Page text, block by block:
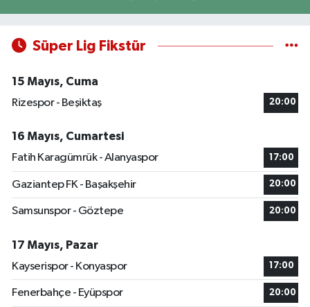
Süper Lig Fikstür
15 Mayıs, Cuma
Rizespor - Beşiktaş
20:00
16 Mayıs, Cumartesi
Fatih Karagümrük - Alanyaspor
17:00
Gaziantep FK - Başakşehir 20:00
Samsunspor - Göztepe 20:00
17 Mayıs, Pazar
Kayserispor - Konyaspor
17:00
Fenerbahçe - Eyüpspor 20:00